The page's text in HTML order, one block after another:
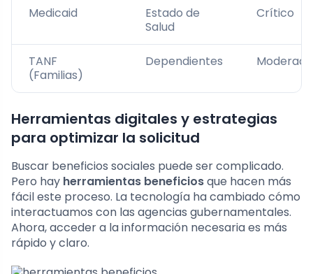
Medicaid
Estado de
Salud
Crítico
TANF
(Familias)
Dependientes Moderado
Herramientas digitales y estrategias
para optimizar la solicitud
Buscar beneficios sociales puede ser complicado.
Pero hay herramientas beneficiosque hacen más
fácil este proceso. La tecnología ha cambiado cómo
interactuamos con las agencias gubernamentales.
Ahora, acceder a la información necesaria es más
rápido y claro.